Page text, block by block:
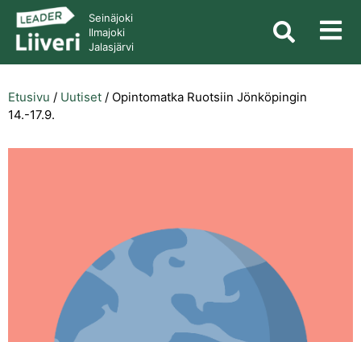
Seinäjoki
Ilmajoki
Jalasjärvi
Etusivu / Uutiset / Opintomatka Ruotsiin Jönköpingin
14.-17.9.